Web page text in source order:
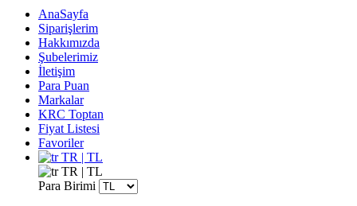
AnaSayfa
Siparişlerim
Hakkımızda
Şubelerimiz
İletişim
Para Puan
Markalar
KRC Toptan
Fiyat Listesi
Favoriler
TR | TL
TR | TL
Para Birimi